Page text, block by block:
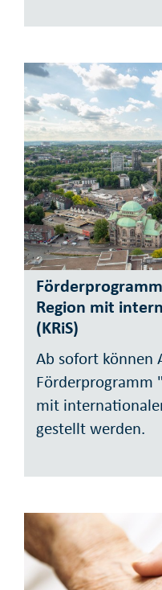
Region mit
(KRiS)
Ab sofort können
Förderprogramm
mit
gestellt werden.